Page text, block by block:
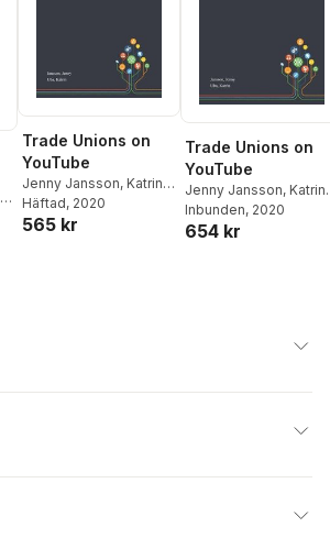
Trade Unions on
YouTube
Jenny Jansson, Katrin
Uba
Häftad, 2020
565 kr
Trade Unions on
YouTube
Jenny Jansson, Katrin
Uba
Inbunden, 2020
654 kr